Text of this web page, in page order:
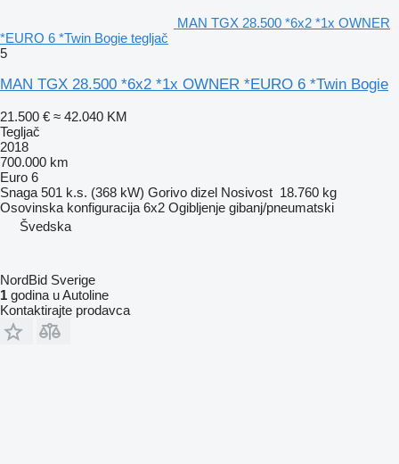
MAN TGX 28.500 *6x2 *1x OWNER
*EURO 6 *Twin Bogie tegljač
5
MAN TGX 28.500 *6x2 *1x OWNER *EURO 6 *Twin Bogie
21.500 € ≈ 42.040 KM
Tegljač
2018
700.000 km
Euro 6
Snaga 501 k.s. (368 kW) Gorivo dizel Nosivost 18.760 kg
Osovinska konfiguracija 6x2 Ogibljenje gibanj/pneumatski
Švedska
NordBid Sverige
1 godina u Autoline
Kontaktirajte prodavca